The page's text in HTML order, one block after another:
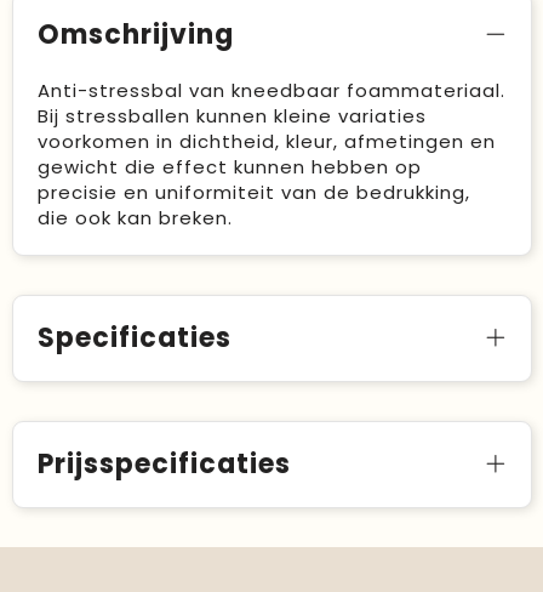
Omschrijving
Anti-stressbal van kneedbaar foammateriaal.
Bij stressballen kunnen kleine variaties
voorkomen in dichtheid, kleur, afmetingen en
gewicht die effect kunnen hebben op
precisie en uniformiteit van de bedrukking,
die ook kan breken.
Specificaties
Prijsspecificaties